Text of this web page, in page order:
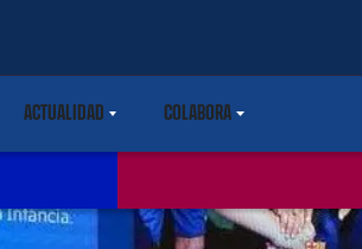
ACTUALIDADLABEL.SHARE.CARETDOWN
COLABORALABEL.SHARE.CARETDOWN